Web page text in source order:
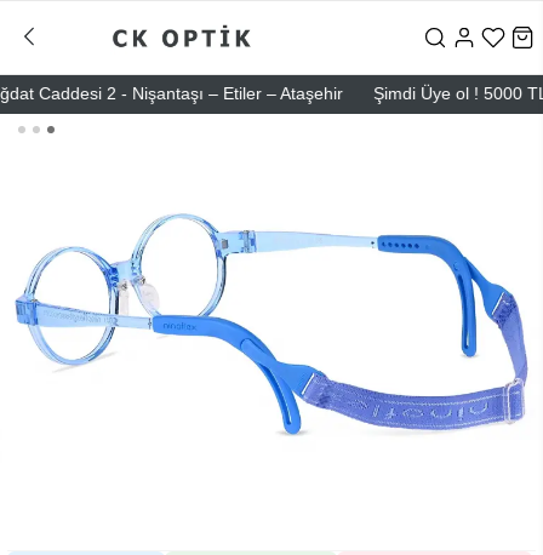
2 - Nişantaşı – Etiler – Ataşehir Şimdi Üye ol ! 5000 TL